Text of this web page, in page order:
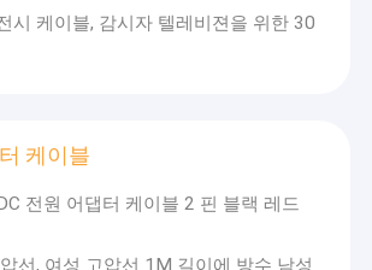
시 케이블, 감시자 텔레비젼을 위한 30
케이블
전원 어댑터 케이블 2 핀 블랙 레드
선, 여성 고압선 1M 길이에 방수 남성